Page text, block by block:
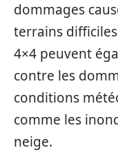
dommages
terrains
4×4 peuvent
contre les
conditions
comme les
neige.